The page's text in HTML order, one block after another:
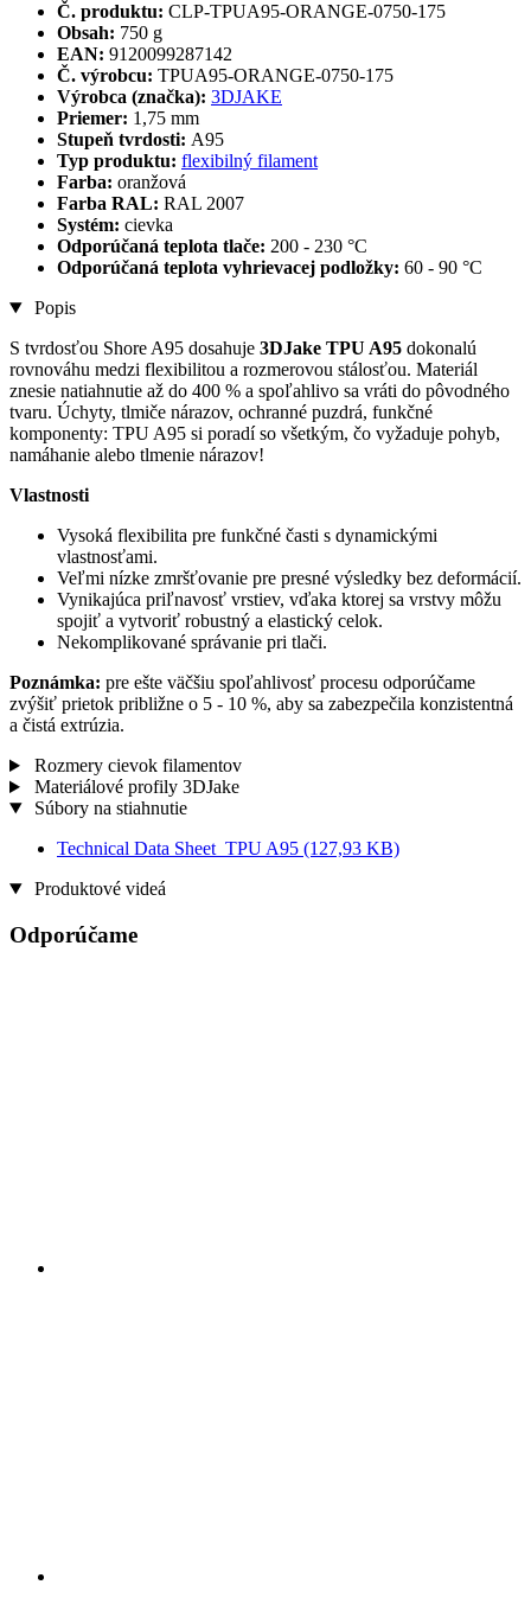
Č. produktu: CLP-TPUA95-ORANGE-0750-175
Obsah: 750 g
EAN: 9120099287142
Č. výrobcu: TPUA95-ORANGE-0750-175
Výrobca (značka): 3DJAKE
Priemer: 1,75 mm
Stupeň tvrdosti: A95
Typ produktu: flexibilný filament
Farba: oranžová
Farba RAL: RAL 2007
Systém: cievka
Odporúčaná teplota tlače: 200 - 230 °C
Odporúčaná teplota vyhrievacej podložky: 60 - 90 °C
Popis
S tvrdosťou Shore A95 dosahuje 3DJake TPU A95 dokonalú
rovnováhu medzi flexibilitou a rozmerovou stálosťou. Materiál
znesie natiahnutie až do 400 % a spoľahlivo sa vráti do pôvodného
tvaru. Úchyty, tlmiče nárazov, ochranné puzdrá, funkčné
komponenty: TPU A95 si poradí so všetkým, čo vyžaduje pohyb,
namáhanie alebo tlmenie nárazov!
Vlastnosti
Vysoká flexibilita pre funkčné časti s dynamickými
vlastnosťami.
Veľmi nízke zmršťovanie pre presné výsledky bez deformácií.
Vynikajúca priľnavosť vrstiev, vďaka ktorej sa vrstvy môžu
spojiť a vytvoriť robustný a elastický celok.
Nekomplikované správanie pri tlači.
Poznámka: pre ešte väčšiu spoľahlivosť procesu odporúčame
zvýšiť prietok približne o 5 - 10 %, aby sa zabezpečila konzistentná
a čistá extrúzia.
Rozmery cievok filamentov
Materiálové profily 3DJake
Súbory na stiahnutie
Technical Data Sheet_TPU A95 (127,93 KB)
Produktové videá
Odporúčame